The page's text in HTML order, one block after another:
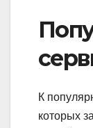
К
которых